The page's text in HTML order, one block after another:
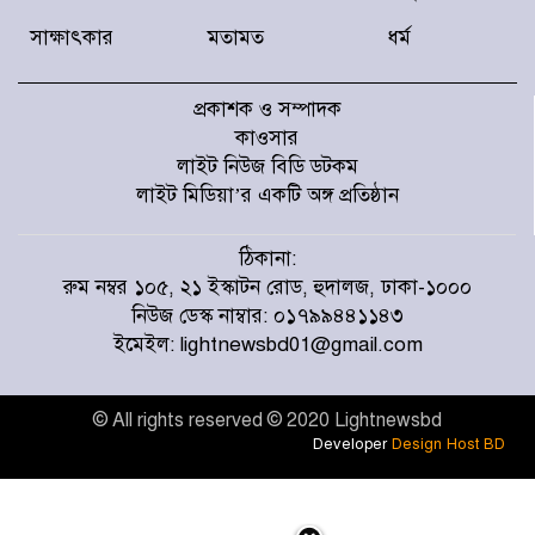
বেঁচে আছি ভালো আছি, এটাই সবচেয়ে বড় কথা:
মৌসুমী মৌ
দেশের সব বিমানবন্দরে নিরাপত্তা জোরদারের
নির্দেশ
শীর্ষ মাদক কারবারিদের নির্মোহ তালিকা তৈরি
সাক্ষাৎকার
মতামত
ধর্ম
প্রকাশক ও সম্পাদক
কাওসার
লাইট নিউজ বিডি ডটকম
লাইট মিডিয়া’র একটি অঙ্গ প্রতিষ্ঠান
ঠিকানা:
রুম নম্বর ১০৫, ২১ ইস্কাটন রোড, হুদালজ, ঢাকা-১০০০
নিউজ ডেস্ক নাম্বার: ০১৭৯৯৪৪১১৪৩
ইমেইল: lightnewsbd01@gmail.com
© All rights reserved © 2020 Lightnewsbd
Developer Design Host BD